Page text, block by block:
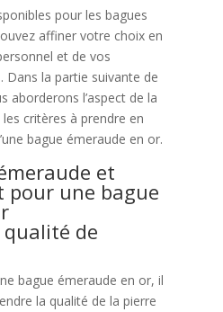
pour les bagues
affiner votre choix en
et de vos
Dans la partie suivante de
aborderons l’aspect de la
critères à prendre en
bague émeraude en or.
et
pour une bague
de
bague émeraude en or, il
la qualité de la pierre